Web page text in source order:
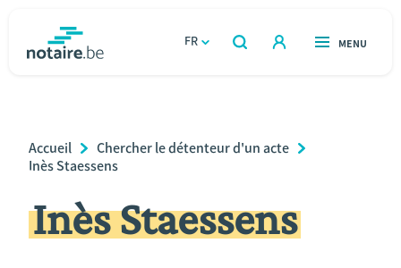
FR
OUVERT
RECHERCHER
OUVERT
MENU
Relations et vivre ensemble
Héritage et donations
Breadcrumb
Accueil
Chercher le détenteur d'un acte
Inès Staessens
Inès Staessens